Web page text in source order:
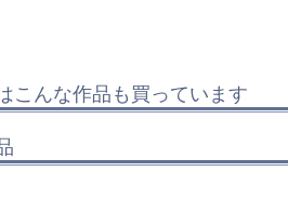
こんな作品も買っています